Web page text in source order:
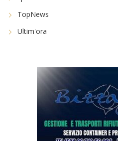
TopNews
Ultim'ora